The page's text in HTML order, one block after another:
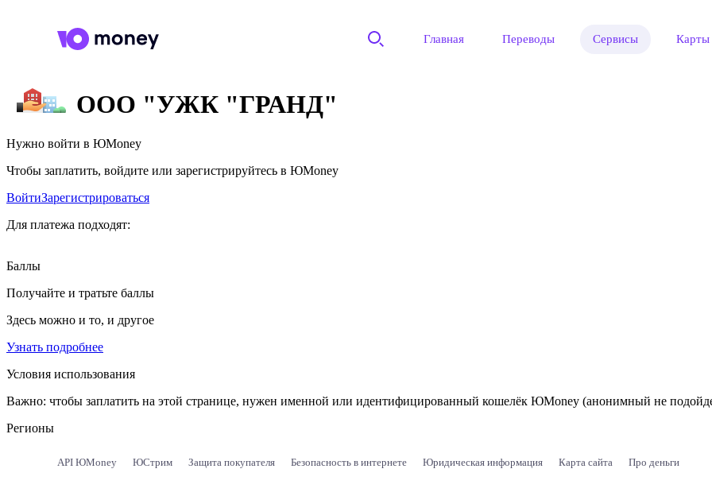
Главная Переводы Сервисы Карты
ООО "УЖК "ГРАНД"
Нужно войти в ЮMoney
Чтобы заплатить, войдите или зарегистрируйтесь в ЮMoney
ВойтиЗарегистрироваться
Для платежа подходят:
Баллы
Получайте и тратьте баллы
Здесь можно и то, и другое
Узнать подробнее
Условия использования
Важно: чтобы заплатить на этой странице, нужен именной или идентифицированный кошелёк ЮMoney (анонимный не
Регионы
API ЮMoney ЮСтрим Защита покупателя Безопасность в интернете Юридическая информация Карта сайта Про деньги